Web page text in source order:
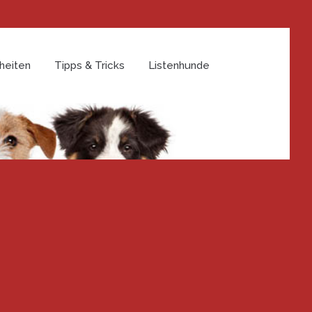
Tipps & Tricks Listenhunde